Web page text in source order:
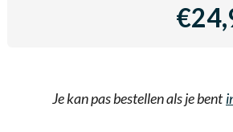
Je kan pas bestellen als je bent